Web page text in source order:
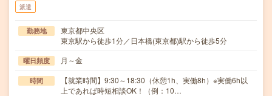
派遣
勤務地
東京都中央区
東京駅から徒歩1分／日本橋(東京都)駅から徒歩5分
曜日頻度 月～金
時間
【就業時間】9:30～18:30（休憩1h、実働8h）※実働6h以
上であれば時短相談OK！（例：10…